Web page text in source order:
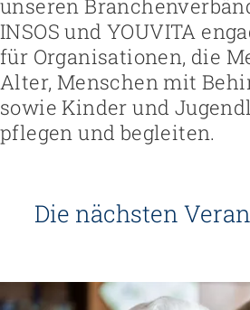
unseren
INSOS und YOUVITA
für Organisationen, die
Alter, Menschen mit
sowie Kinder und
pflegen und begleiten.
Die nächsten